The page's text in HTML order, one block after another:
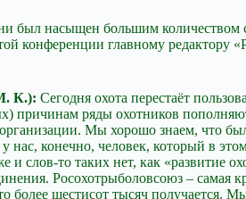
был насыщен большим
конференции главному
К.): Сегодня охота перестаёт
причинам ряды охотников
Мы хорошо знаем, что
нас, конечно, человек, который в
слов-то таких нет, как «развитие
Росохотрыболовсоюз – самая
более шестисот тысяч получается.